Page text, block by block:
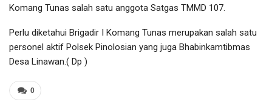
Komang Tunas salah satu anggota Satgas TMMD 107.
Perlu diketahui Brigadir I Komang Tunas merupakan salah satu
personel aktif Polsek Pinolosian yang juga Bhabinkamtibmas
Desa Linawan.( Dp )
0